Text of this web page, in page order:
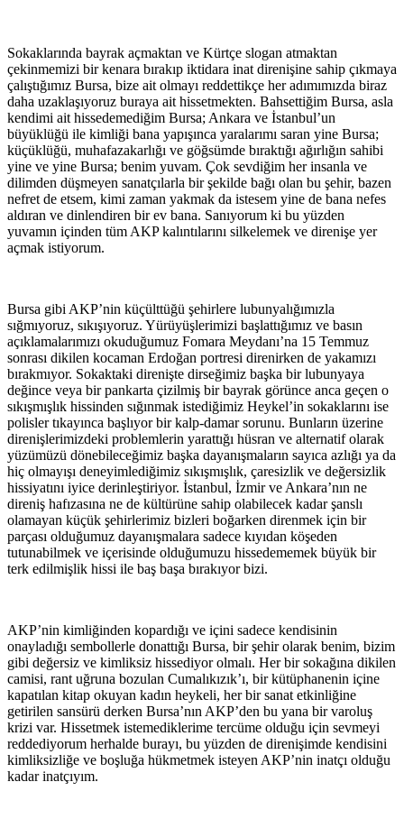
Sokaklarında bayrak açmaktan ve Kürtçe slogan atmaktan
çekinmemizi bir kenara bırakıp iktidara inat direnişine sahip çıkmaya
çalıştığımız Bursa, bize ait olmayı reddettikçe her adımımızda biraz
daha uzaklaşıyoruz buraya ait hissetmekten. Bahsettiğim Bursa, asla
kendimi ait hissedemediğim Bursa; Ankara ve İstanbul’un
büyüklüğü ile kimliği bana yapışınca yaralarımı saran yine Bursa;
küçüklüğü, muhafazakarlığı ve göğsümde bıraktığı ağırlığın sahibi
yine ve yine Bursa; benim yuvam. Çok sevdiğim her insanla ve
dilimden düşmeyen sanatçılarla bir şekilde bağı olan bu şehir, bazen
nefret de etsem, kimi zaman yakmak da istesem yine de bana nefes
aldıran ve dinlendiren bir ev bana. Sanıyorum ki bu yüzden
yuvamın içinden tüm AKP kalıntılarını silkelemek ve direnişe yer
açmak istiyorum.
Bursa gibi AKP’nin küçülttüğü şehirlere lubunyalığımızla
sığmıyoruz, sıkışıyoruz. Yürüyüşlerimizi başlattığımız ve basın
açıklamalarımızı okuduğumuz Fomara Meydanı’na 15 Temmuz
sonrası dikilen kocaman Erdoğan portresi direnirken de yakamızı
bırakmıyor. Sokaktaki direnişte dirseğimiz başka bir lubunyaya
değince veya bir pankarta çizilmiş bir bayrak görünce anca geçen o
sıkışmışlık hissinden sığınmak istediğimiz Heykel’in sokaklarını ise
polisler tıkayınca başlıyor bir kalp-damar sorunu. Bunların üzerine
direnişlerimizdeki problemlerin yarattığı hüsran ve alternatif olarak
yüzümüzü dönebileceğimiz başka dayanışmaların sayıca azlığı ya da
hiç olmayışı deneyimlediğimiz sıkışmışlık, çaresizlik ve değersizlik
hissiyatını iyice derinleştiriyor. İstanbul, İzmir ve Ankara’nın ne
direniş hafızasına ne de kültürüne sahip olabilecek kadar şanslı
olamayan küçük şehirlerimiz bizleri boğarken direnmek için bir
parçası olduğumuz dayanışmalara sadece kıyıdan köşeden
tutunabilmek ve içerisinde olduğumuzu hissedememek büyük bir
terk edilmişlik hissi ile baş başa bırakıyor bizi.
AKP’nin kimliğinden kopardığı ve içini sadece kendisinin
onayladığı sembollerle donattığı Bursa, bir şehir olarak benim, bizim
gibi değersiz ve kimliksiz hissediyor olmalı. Her bir sokağına dikilen
camisi, rant uğruna bozulan Cumalıkızık’ı, bir kütüphanenin içine
kapatılan kitap okuyan kadın heykeli, her bir sanat etkinliğine
getirilen sansürü derken Bursa’nın AKP’den bu yana bir varoluş
krizi var. Hissetmek istemediklerime tercüme olduğu için sevmeyi
reddediyorum herhalde burayı, bu yüzden de direnişimde kendisini
kimliksizliğe ve boşluğa hükmetmek isteyen AKP’nin inatçı olduğu
kadar inatçıyım.